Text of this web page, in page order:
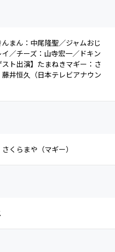
まん：中尾隆聖／ジャムおじ
／チーズ：山寺宏一／ドキン
ト出演】たまねきマギー：さ
井恒久（日本テレビアナウン
くらまや（マギー）